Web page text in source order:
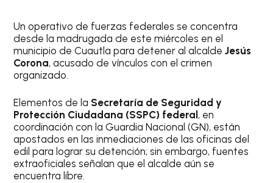
Un operativo de fuerzas federales se concentra
desde la madrugada de este miércoles en el
municipio de Cuautla para detener al alcaldeJesús
Corona, acusado de vínculos con el crimen
organizado.
Elementos de la Secretaría de Seguridad y
Protección Ciudadana (SSPC) federal , en
coordinación con la Guardia Nacional (GN), están
apostados en las inmediaciones de las oficinas del
edil para lograr su detención; sin embargo, fuentes
extraoficiales señalan que el alcalde aún se
encuentra libre.